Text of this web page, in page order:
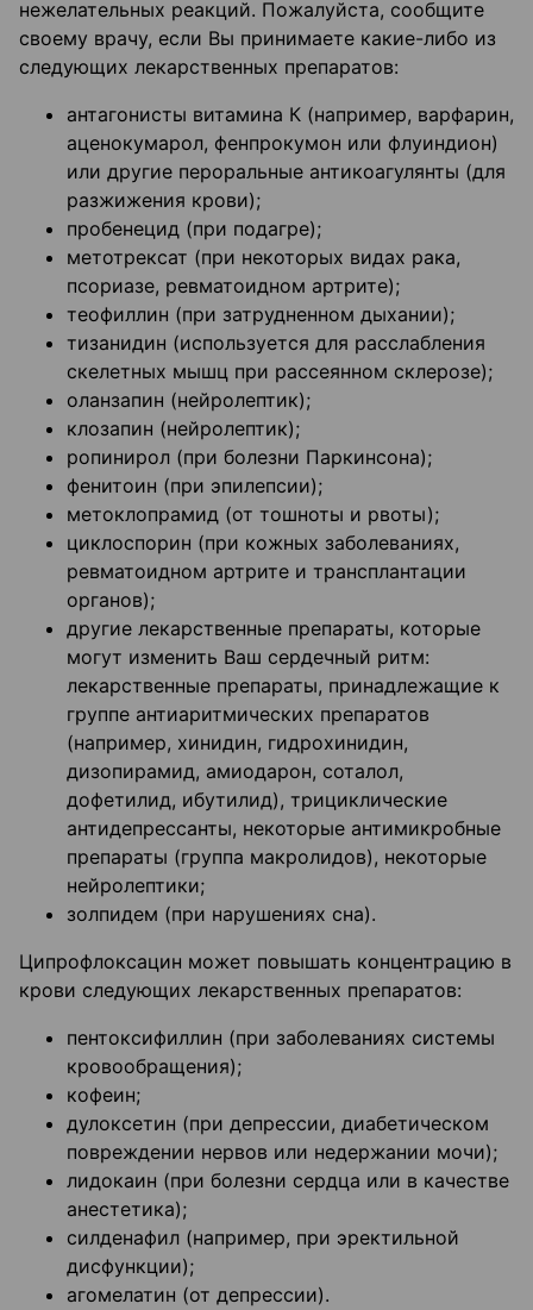
нежелательных реакций. Пожалуйста, сообщите
своему врачу, если Вы принимаете какие-либо из
следующих лекарственных препаратов:
антагонисты витамина К (например, варфарин,
аценокумарол, фенпрокумон или флуиндион)
или другие пероральные антикоагулянты (для
разжижения крови);
пробенецид (при подагре);
метотрексат (при некоторых видах рака,
псориазе, ревматоидном артрите);
теофиллин (при затрудненном дыхании);
тизанидин (используется для расслабления
скелетных мышц при рассеянном склерозе);
оланзапин (нейролептик);
клозапин (нейролептик);
ропинирол (при болезни Паркинсона);
фенитоин (при эпилепсии);
метоклопрамид (от тошноты и рвоты);
циклоспорин (при кожных заболеваниях,
ревматоидном артрите и трансплантации
органов);
другие лекарственные препараты, которые
могут изменить Ваш сердечный ритм:
лекарственные препараты, принадлежащие к
группе антиаритмических препаратов
(например, хинидин, гидрохинидин,
дизопирамид, амиодарон, соталол,
дофетилид, ибутилид), трициклические
антидепрессанты, некоторые антимикробные
препараты (группа макролидов), некоторые
нейролептики;
золпидем (при нарушениях сна).
Ципрофлоксацин может повышать концентрацию в
крови следующих лекарственных препаратов:
пентоксифиллин (при заболеваниях системы
кровообращения);
кофеин;
дулоксетин (при депрессии, диабетическом
повреждении нервов или недержании мочи);
лидокаин (при болезни сердца или в качестве
анестетика);
силденафил (например, при эректильной
дисфункции);
агомелатин (от депрессии).